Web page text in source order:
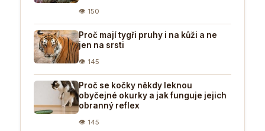
👁 150
Proč mají tygři pruhy i na kůži a ne
jen na srsti
👁 145
Proč se kočky někdy leknou
obyčejné okurky a jak funguje jejich
obranný reflex
👁 145